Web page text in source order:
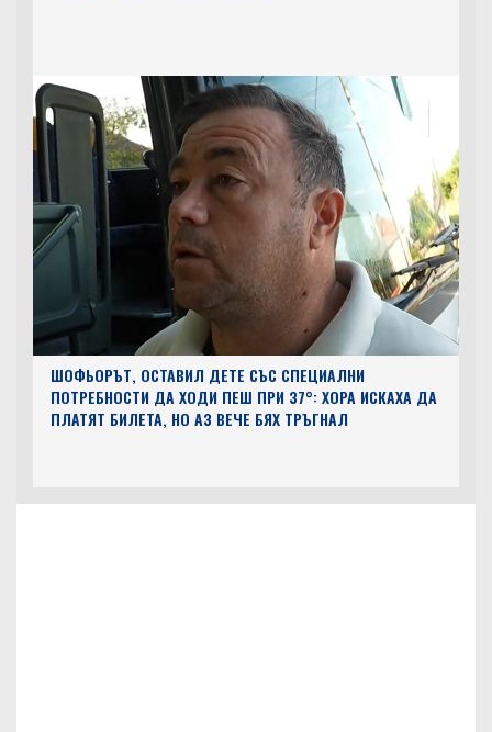
ШОФЬОРЪТ, ОСТАВИЛ ДЕТЕ СЪС СПЕЦИАЛНИ
ПОТРЕБНОСТИ ДА ХОДИ ПЕШ ПРИ 37°: ХОРА ИСКАХА ДА
ПЛАТЯТ БИЛЕТА, НО АЗ ВЕЧЕ БЯХ ТРЪГНАЛ